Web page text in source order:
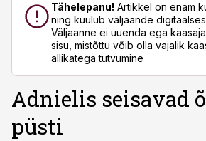
Tähelepanu! Artikkel on enam
ning kuulub väljaande
Väljaanne ei uuenda ega
sisu, mistõttu võib olla vajalik
allikatega tutvumine
Adnielis seisavad
püsti